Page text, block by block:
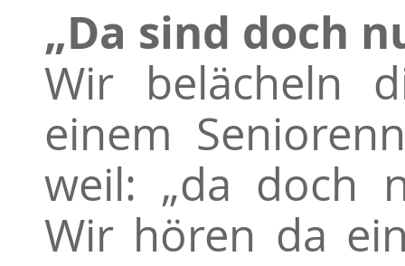
„Da sind doch
Wir belächeln
einem
weil: „da doch
Wir hören da